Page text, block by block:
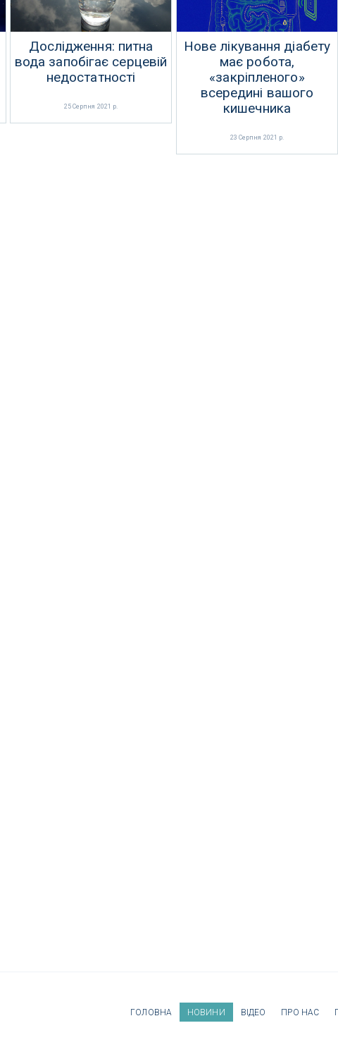
Дослідження: питна
вода запобігає серцевій
недостатності
25 Серпня 2021 р.
Нове лікування діабету
має робота,
«закріпленого»
всередині вашого
кишечника
23 Серпня 2021 р.
ГОЛОВНА НОВИНИ ВІДЕО ПРО НАС